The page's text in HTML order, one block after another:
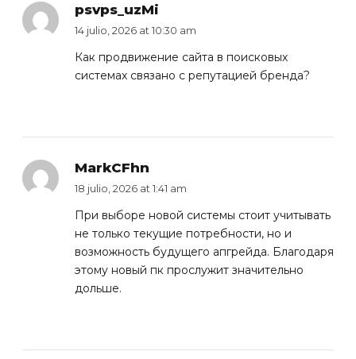
psvps_uzMi
14 julio, 2026 at 10:30 am
Как продвижение сайта в поисковых
системахсвязано с репутацией бренда?
MarkCFhn
18 julio, 2026 at 1:41 am
При выборе новой системы стоит учитывать
не только текущие потребности, но и
возможность будущего апгрейда. Благодаря
этому новый пкпрослужит значительно
дольше.